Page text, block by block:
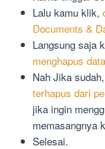
Lalu kamu klik,
Documents &
Langsung saja
menghapus
Nah Jika
terhapus dari
jika ingin
memasangnya
Selesai.